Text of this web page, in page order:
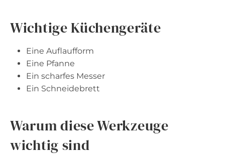
Wichtige Küchengeräte
Eine Auflaufform
Eine Pfanne
Ein scharfes Messer
Ein Schneidebrett
Warum diese Werkzeuge
wichtig sind